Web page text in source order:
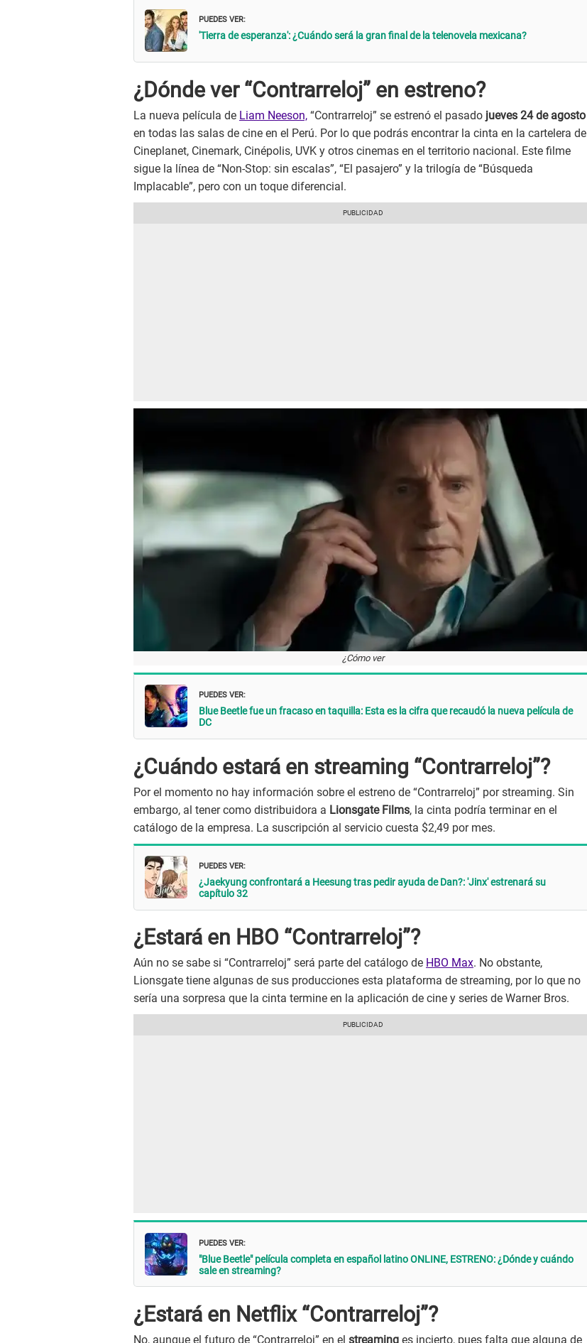
PUEDES VER:
'Tierra de esperanza': ¿Cuándo será la gran final de la telenovela mexicana?
¿Dónde ver “Contrarreloj” en estreno?
La nueva película de Liam Neeson, “Contrarreloj” se estrenó el pasado jueves 24 de agosto
en todas las salas de cine en el Perú. Por lo que podrás encontrar la cinta en la cartelera de
Cineplanet, Cinemark, Cinépolis, UVK y otros cinemas en el territorio nacional. Este filme
sigue la línea de “Non-Stop: sin escalas”, “El pasajero” y la trilogía de “Búsqueda
Implacable”, pero con un toque diferencial.
¿Cómo ver
PUEDES VER:
Blue Beetle fue un fracaso en taquilla: Esta es la cifra que recaudó la nueva película de
DC
¿Cuándo estará en streaming “Contrarreloj”?
Por el momento no hay información sobre el estreno de “Contrarreloj” por streaming. Sin
embargo, al tener como distribuidora a Lionsgate Films, la cinta podría terminar en el
catálogo de la empresa. La suscripción al servicio cuesta $2,49 por mes.
PUEDES VER:
¿Jaekyung confrontará a Heesung tras pedir ayuda de Dan?: 'Jinx' estrenará su
capítulo 32
¿Estará en HBO “Contrarreloj”?
Aún no se sabe si “Contrarreloj” será parte del catálogo de HBO Max. No obstante,
Lionsgate tiene algunas de sus producciones esta plataforma de streaming, por lo que no
sería una sorpresa que la cinta termine en la aplicación de cine y series de Warner Bros.
PUEDES VER:
"Blue Beetle" película completa en español latino ONLINE, ESTRENO: ¿Dónde y cuándo
sale en streaming?
¿Estará en Netflix “Contrarreloj”?
No, aunque el futuro de “Contrarreloj” en el streaming es incierto, pues falta que alguna de